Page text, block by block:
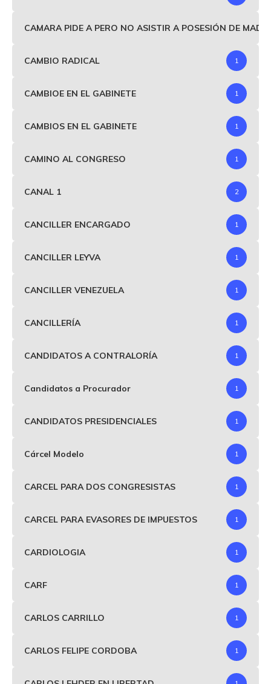
CAMARA PIDE A PERO NO ASISTIR A POSESIÓN DE
CAMBIO RADICAL 1
CAMBIOE EN EL GABINETE 1
CAMBIOS EN EL GABINETE 1
CAMINO AL CONGRESO 1
CANAL 1 2
CANCILLER ENCARGADO 1
CANCILLER LEYVA 1
CANCILLER VENEZUELA 1
CANCILLERÍA 1
CANDIDATOS A CONTRALORÍA 1
Candidatos a Procurador 1
CANDIDATOS PRESIDENCIALES 1
Cárcel Modelo 1
CARCEL PARA DOS CONGRESISTAS 1
CARCEL PARA EVASORES DE IMPUESTOS 1
CARDIOLOGIA 1
CARF 1
CARLOS CARRILLO 1
CARLOS FELIPE CORDOBA 1